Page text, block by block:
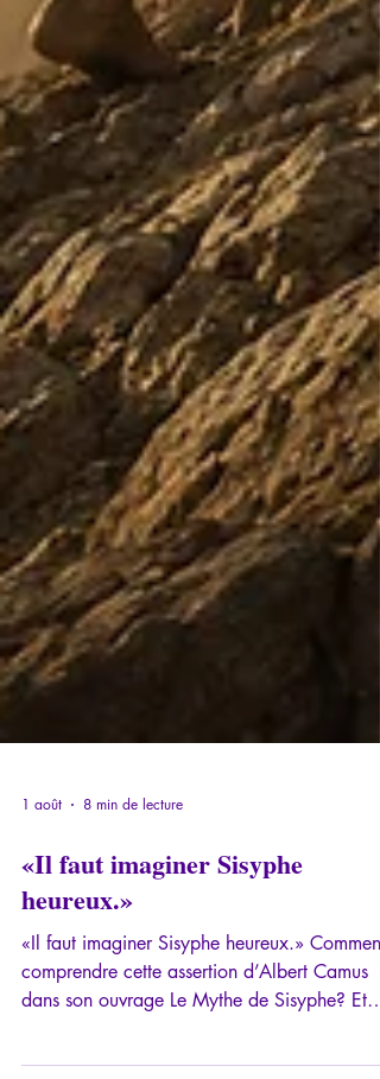
1 août 8 min de lecture
«Il faut imaginer Sisyphe
heureux.»
«Il faut imaginer Sisyphe heureux.» Comment
dans son ouvrage Le Mythe de Sisyphe? Et